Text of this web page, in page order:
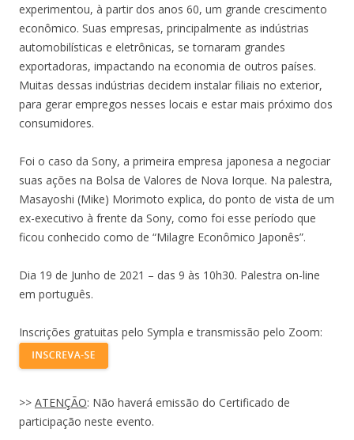
experimentou, à partir dos anos 60, um grande crescimento
econômico. Suas empresas, principalmente as indústrias
automobilísticas e eletrônicas, se tornaram grandes
exportadoras, impactando na economia de outros países.
Muitas dessas indústrias decidem instalar filiais no exterior,
para gerar empregos nesses locais e estar mais próximo dos
consumidores.
Foi o caso da Sony, a primeira empresa japonesa a negociar
suas ações na Bolsa de Valores de Nova Iorque. Na palestra,
Masayoshi (Mike) Morimoto explica, do ponto de vista de um
ex-executivo à frente da Sony, como foi esse período que
ficou conhecido como de “Milagre Econômico Japonês”.
Dia 19 de Junho de 2021 – das 9 às 10h30. Palestra on-line
em português.
Inscrições gratuitas pelo Sympla e transmissão pelo Zoom:
>> ATENÇÃO: Não haverá emissão do Certificado de
participação neste evento.